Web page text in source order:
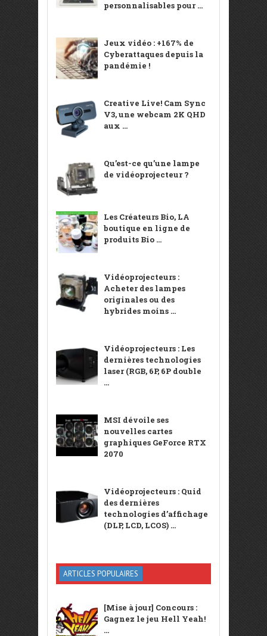
personnalisables pour ...
Jeux vidéo : +167% de
Cyberattaques depuis la
pandémie !
Creative Live! Cam Sync
V3, une webcam 2K QHD
aux ...
Qu’est-ce qu’une lampe
de vidéoprojecteur ?
Les Créateurs Bio, LA
boutique en ligne de
produits Bio ...
Vidéoprojecteurs :
Acheter des lampes
originales ou des
hybrides moins ...
Vidéoprojecteurs : Les
dernières technologies
laser (RGB, 6P, 6P double
...
MSI dévoile ses
nouvelles cartes
graphiques GeForce RTX
2070
Vidéoprojecteurs : Quid
des dernières
technologies d’affichage
(DLP, LCD, LCOS) ...
ARTICLES POPULAIRES
[Mise à jour] Concours :
Gagnez le jeu Hell Yeah!
...